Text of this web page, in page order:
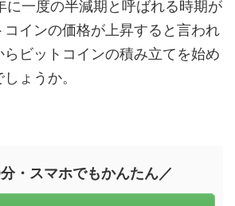
一度の半減期と呼ばれる時期が
コインの価格が上昇すると言われ
ビットコインの積み立てを始め
ょうか。
・スマホでもかんたん／